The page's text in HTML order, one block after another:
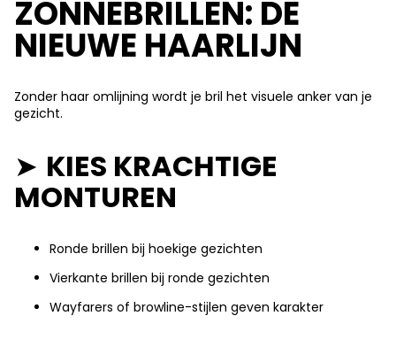
ZONNEBRILLEN: DE
NIEUWE HAARLIJN
Zonder haar omlijning wordt je bril het visuele anker van je
gezicht.
➤ KIES KRACHTIGE
MONTUREN
Ronde brillen bij hoekige gezichten
Vierkante brillen bij ronde gezichten
Wayfarers of browline-stijlen geven karakter